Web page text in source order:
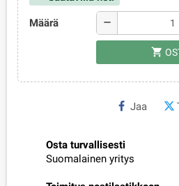
Määrä remove
shopping_cart
Jaa
Osta turvallisesti
Suomalainen yritys